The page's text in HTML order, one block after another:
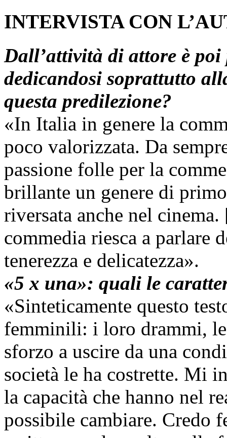
INTERVISTA CON
Dall’attività di attore è
dedicandosi soprattutto
questa predilezione?
«In Italia in genere la
poco valorizzata. Da
passione folle per la
brillante un genere di
riversata anche nel
commedia riesca a parlare
tenerezza e delicatezza».
«5 x una»: quali le
«Sinteticamente questo
femminili: i loro drammi,
sforzo a uscire da una
società le ha costrette. Mi
la capacità che hanno nel
possibile cambiare. Credo